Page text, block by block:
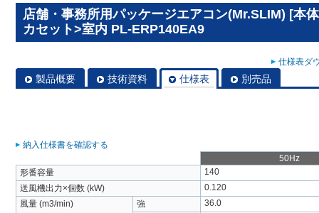
店舗・事務所用パッケージエアコン(Mr.SLIM) [本
カセット>室内 PL-ERP140EA9
仕様表ダ
製品概要 技術資料 仕様表 別売品
納入仕様書を確認する
50Hz
形番容量
140
送風機出力×個数 (kW)
0.120
風量 (m3/min)
強
36.0